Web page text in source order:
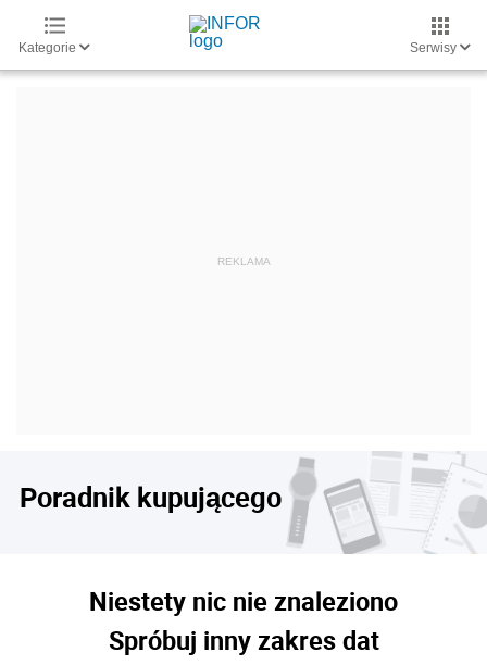
Kategorie Serwisy
Poradnik kupującego
Niestety nic nie znaleziono
Spróbuj inny zakres dat